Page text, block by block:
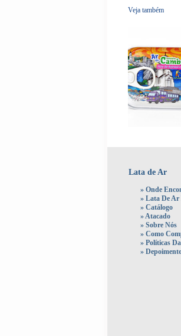
Veja também
Lata de Ar
» Onde
» Lata De
» Catálogo
»Atacado
» Sobre Nós
» Como
» Políticas
»